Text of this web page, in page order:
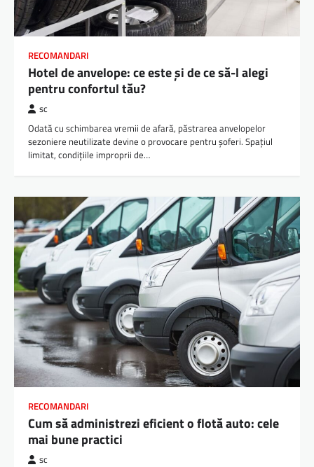
RECOMANDARI
Hotel de anvelope: ce este și de ce să-l alegi
pentru confortul tău?
sc
Odată cu schimbarea vremii de afară, păstrarea anvelopelor
sezoniere neutilizate devine o provocare pentru șoferi. Spațiul
limitat, condițiile improprii de…
RECOMANDARI
Cum să administrezi eficient o flotă auto: cele
mai bune practici
sc